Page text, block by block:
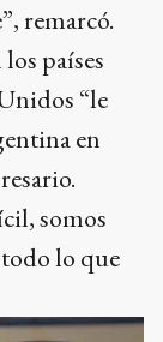
remarcó.
países
“le
en
somos
lo que